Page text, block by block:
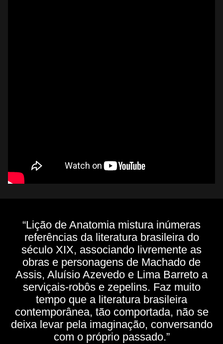
“Lição de Anatomia mistura inúmeras
referências da literatura brasileira do
século XIX, associando livremente as
obras e personagens de Machado de
Assis, Aluísio Azevedo e Lima Barreto a
serviçais-robôs e zepelins. Faz muito
tempo que a literatura brasileira
contemporânea, tão comportada, não se
deixa levar pela imaginação, conversando
com o próprio passado.”